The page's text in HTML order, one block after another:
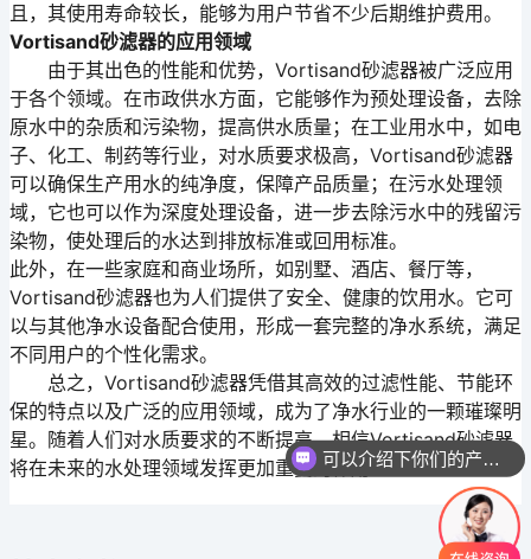
且，其使用寿命较长，能够为用户节省不少后期维护费用。
Vortisand砂滤器的应用领域
由于其出色的性能和优势，Vortisand砂滤器被广泛应用
于各个领域。在市政供水方面，它能够作为预处理设备，去除
原水中的杂质和污染物，提高供水质量；在工业用水中，如电
子、化工、制药等行业，对水质要求极高，Vortisand砂滤器
可以确保生产用水的纯净度，保障产品质量；在污水处理领
域，它也可以作为深度处理设备，进一步去除污水中的残留污
染物，使处理后的水达到排放标准或回用标准。
此外，在一些家庭和商业场所，如别墅、酒店、餐厅等，
Vortisand砂滤器也为人们提供了安全、健康的饮用水。它可
以与其他净水设备配合使用，形成一套完整的净水系统，满足
不同用户的个性化需求。
总之，Vortisand砂滤器凭借其高效的过滤性能、节能环
保的特点以及广泛的应用领域，成为了净水行业的一颗璀璨明
星。随着人们对水质要求的不断提高，相信Vortisand砂滤器
将在未来的水处理领域发挥更加重要的作用